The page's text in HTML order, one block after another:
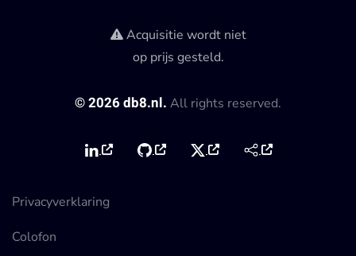
Acquisitie wordt niet
op prijs gesteld.
©2026db8.nl. All rights reserved.
Privacyverklaring
Colofon